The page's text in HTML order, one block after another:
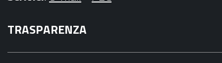
TRASPARENZA